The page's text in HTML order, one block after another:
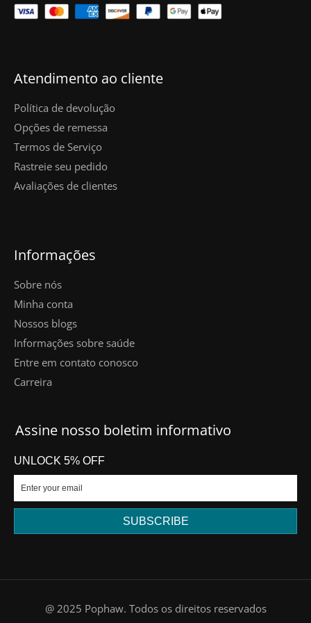
Atendimento ao cliente
Política de devolução
Opções de remessa
Termos de Serviço
Rastreie seu pedido
Avaliações de clientes
Informações
Sobre nós
Minha conta
Nossos blogs
Informações sobre saúde
Entre em contato conosco
Carreira
Assine nosso boletim informativo
UNLOCK 5% OFF
SUBSCRIBE
@ 2025 Pophaw. Todos os direitos reservados
FR